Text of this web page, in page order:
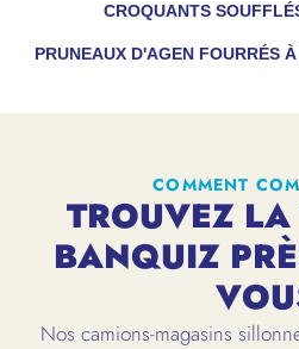
CROQUANTS
PRUNEAUX D'AGEN FOURRÉS
COMMENT
TROUVEZ LA
BANQUIZ
Nos camions-magasins